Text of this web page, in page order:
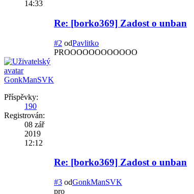
14:33
Re: [borko369] Zadost o unban
#2 odPavlitko
PROOOOOOOOOOOO
GonkManSVK
Příspěvky:
190
Registrován:
08 zář
2019
12:12
Re: [borko369] Zadost o unban
#3 odGonkManSVK
pro